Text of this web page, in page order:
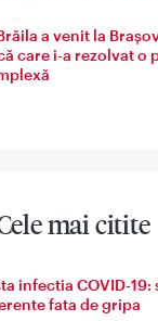
a venit la
care i-a rezolvat o
mai citite
infectia COVID-19:
fata de gripa